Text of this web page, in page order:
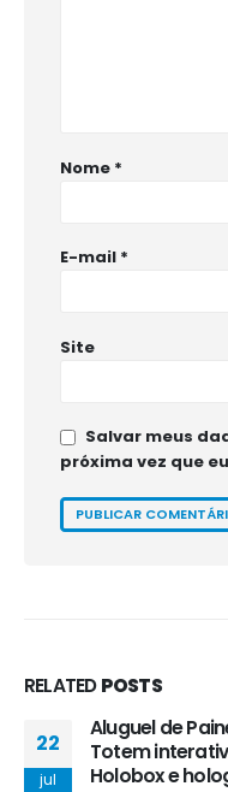
Nome *
E-mail *
Site
Salvar meus
próxima vez que
RELATEDPOSTS
22
jul
Aluguel de
Totem
Holobox e